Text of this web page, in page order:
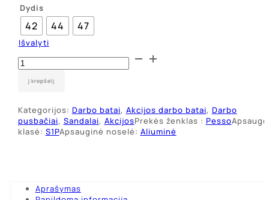
Dydis
42 44 47
Išvalyti
produkto
kiekis:
Darbo
Babilon
S1P
SRC
Į krepšelį
Kategorijos: Darbo batai, Akcijos darbo batai, Darbo
pusbačiai, Sandalai, AkcijosPrekės ženklas : Pesso
klasė: S1PApsauginė noselė: Aliuminė
Aprašymas